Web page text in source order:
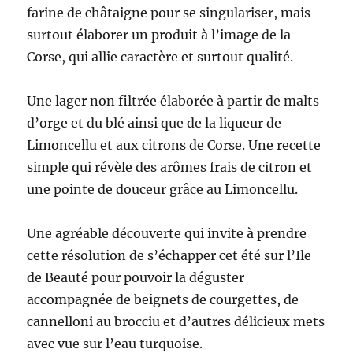
farine de châtaigne pour se singulariser, mais
surtout élaborer un produit à l’image de la
Corse, qui allie caractère et surtout qualité.
Une lager non filtrée élaborée à partir de malts
d’orge et du blé ainsi que de la liqueur de
Limoncellu et aux citrons de Corse. Une recette
simple qui révèle des arômes frais de citron et
une pointe de douceur grâce au Limoncellu.
Une agréable découverte qui invite à prendre
cette résolution de s’échapper cet été sur l’Ile
de Beauté pour pouvoir la déguster
accompagnée de beignets de courgettes, de
cannelloni au brocciu et d’autres délicieux mets
avec vue sur l’eau turquoise.